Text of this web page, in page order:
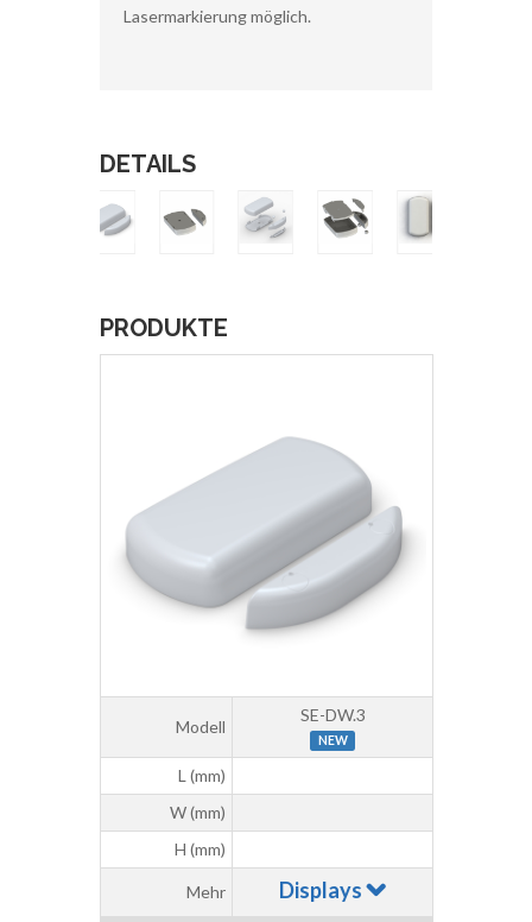
Lasermarkierung möglich.
DETAILS
PRODUKTE
Modell
SE-DW.3
NEW
L (mm)
W (mm)
H (mm)
Mehr Displays